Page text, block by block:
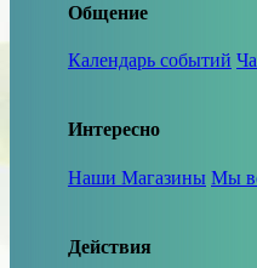
Общение
Календарь событий
Интересно
Наши Магазины Мы
Действия